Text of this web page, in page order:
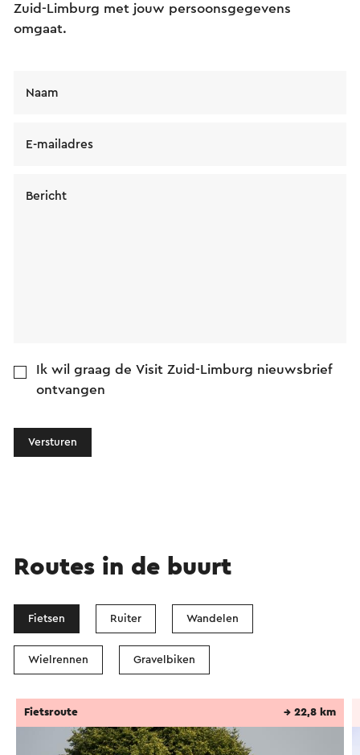
Zuid-Limburg met jouw persoonsgegevens
omgaat.
Naam
E-mailadres
Bericht
Ik wil graag de Visit Zuid-Limburg nieuwsbrief
ontvangen
Versturen
Routes in de buurt
Fietsen Ruiter Wandelen
Wielrennen Gravelbiken
Fietsroute → 22,8 km